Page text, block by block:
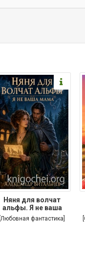
Няня для волчат
альфы. Я не ваша
мама
[Любовная фантастика]